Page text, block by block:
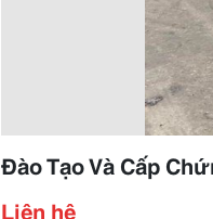
Đào Tạo Và Cấp
Liên hệ